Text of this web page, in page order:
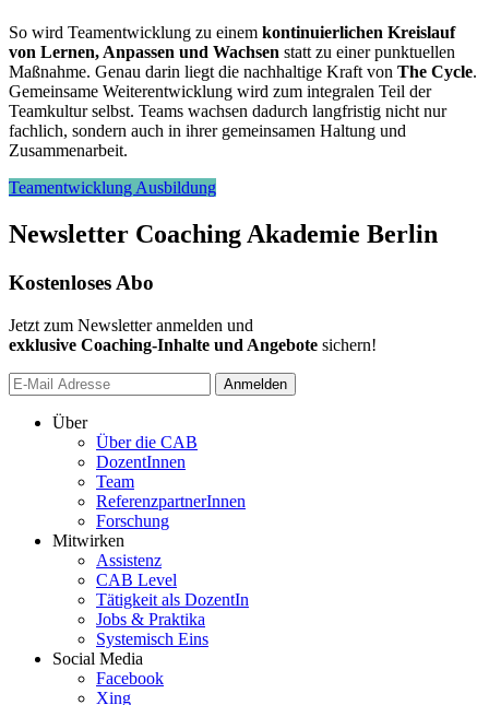
So wird Teamentwicklung zu einem kontinuierlichen Kreislauf
von Lernen, Anpassen und Wachsen statt zu einer punktuellen
Maßnahme. Genau darin liegt die nachhaltige Kraft von The Cycle.
Gemeinsame Weiterentwicklung wird zum integralen Teil der
Teamkultur selbst. Teams wachsen dadurch langfristig nicht nur
fachlich, sondern auch in ihrer gemeinsamen Haltung und
Zusammenarbeit.
Teamentwicklung Ausbildung
Newsletter Coaching Akademie Berlin
Kostenloses Abo
Jetzt zum Newsletter anmelden und
exklusive Coaching-Inhalte und Angebote sichern!
Anmelden
Über
Über die CAB
DozentInnen
Team
ReferenzpartnerInnen
Forschung
Mitwirken
Assistenz
CAB Level
Tätigkeit als DozentIn
Jobs & Praktika
Systemisch Eins
Social Media
Facebook
Xing